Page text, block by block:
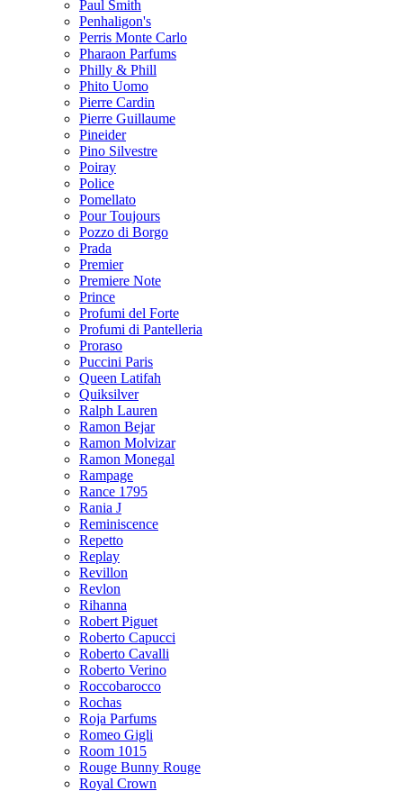
Paul Smith
Penhaligon's
Perris Monte Carlo
Pharaon Parfums
Philly & Phill
Phito Uomo
Pierre Cardin
Pierre Guillaume
Pineider
Pino Silvestre
Poiray
Police
Pomellato
Pour Toujours
Pozzo di Borgo
Prada
Premier
Premiere Note
Prince
Profumi del Forte
Profumi di Pantelleria
Proraso
Puccini Paris
Queen Latifah
Quiksilver
Ralph Lauren
Ramon Bejar
Ramon Molvizar
Ramon Monegal
Rampage
Rance 1795
Rania J
Reminiscence
Repetto
Replay
Revillon
Revlon
Rihanna
Robert Piguet
Roberto Capucci
Roberto Cavalli
Roberto Verino
Roccobarocco
Rochas
Roja Parfums
Romeo Gigli
Room 1015
Rouge Bunny Rouge
Royal Crown